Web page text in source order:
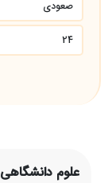
علوم دانشگاهی